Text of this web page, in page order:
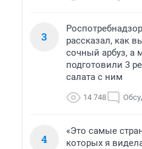
3
рассказал, как
сочный арбуз, а
подготовили 3
салата с ним
14 748
4
«Это самые
которых я